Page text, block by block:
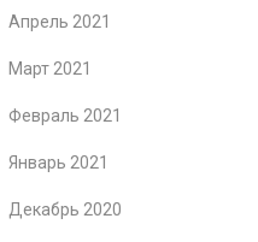
Апрель 2021
Март 2021
Февраль 2021
Январь 2021
Декабрь 2020